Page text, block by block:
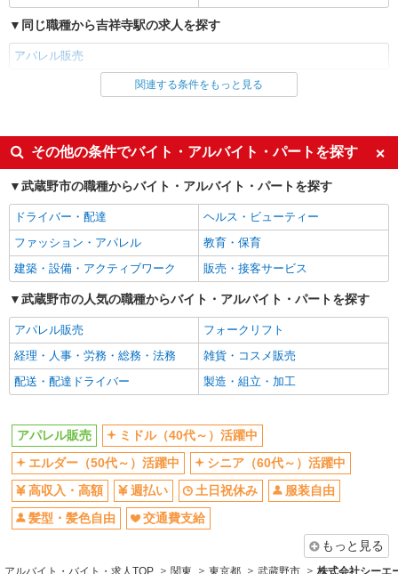
アルバイト パート
ロペピクニック
［アルバイト・パート］時給1,250円〜
詳細を見る
派遣社員
株式会社シーエーセールススタッフ/tkOR42084a
アパレル販売
時給1500円〜1540円 ※経験・能力による
【時給】1,500円【月収例】時給1500円×8h×21日
＝252,000円＋残業代（時給×1.25倍）※スキルに
より異なります。
東京都武蔵野市吉祥寺本町1-11-5 コピス吉祥
寺B館4F
キープ 詳細を見る
アパレル販売
時給1500円〜1540円 【月収例】時給1500円
×7.5h×21日＝236,250円 ※時給はご経験により
ご相談させて頂いております
東京都武蔵野市吉祥寺南町1丁目1-24
詳細を見る
同じ職種から吉祥寺駅の求人を探す
アパレル販売
同じ雇用形態から吉祥寺駅の求人を探す
同じ特徴から吉祥寺駅の求人を探す
ミドル（40代～）活躍中
エルダー（50代～）活躍中
シニア（60代～）活躍中
高収入・高額
週払い
土日祝休み
服装自由
髪型・髪色自由
交通費支給
ファッション・アパレル
アパレル販売
ミドル（40代～）活躍中
土日祝休み
服装自由
交通費支給
関連する条件をもっと見る
その他の条件でバイト・アルバイト・パートを探す
武蔵野市の職種からバイト・アルバイト・パートを探す
ドライバー・配達
ヘルス・ビューティー
ファッション・アパレル
教育・保育
建築・設備・アクティブワーク
販売・接客サービス
武蔵野市の人気の職種からバイト・アルバイト・パートを探す
アパレル販売
フォークリフト
経理・人事・労務・総務・法務
雑貨・コスメ販売
配送・配達ドライバー
製造・組立・加工
アパレル販売
ミドル（40代～）活躍中
エルダー（50代～）活躍中
シニア（60代～）活躍中
高収入・高額
週払い 土日祝休み
服装自由
髪型・髪色自由
交通費支給
もっと見る
アルバイト・バイト・求人TOP 関東 東京都 武蔵野市 株式会社シーエ